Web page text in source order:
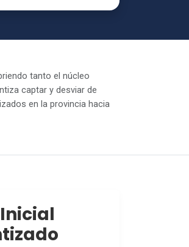
tanto el núcleo
captar y desviar de
en la provincia hacia